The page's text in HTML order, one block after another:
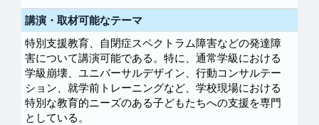
講演・取材可能なテーマ
特別支援教育、自閉症スペクトラム障害などの発達障
害について講演可能である。特に、通常学級における
学級崩壊、ユニバーサルデザイン、行動コンサルテー
ション、就学前トレーニングなど、学校現場における
特別な教育的ニーズのある子どもたちへの支援を専門
としている。